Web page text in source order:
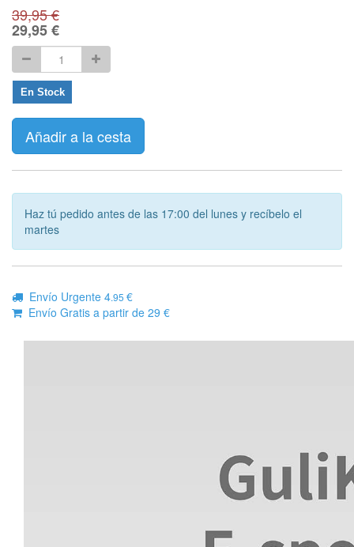
39,95€
29,95€
En Stock
Añadir a la cesta
Haz tú pedido antes de las 17:00 del lunes y recíbelo el
martes
Envío Urgente 4.95 €
Envío Gratis a partir de 29 €